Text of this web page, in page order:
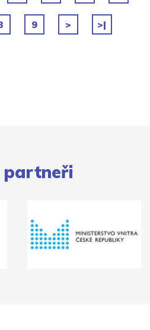
9 > >|
partneři